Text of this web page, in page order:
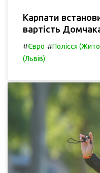
Карпати
вартість
#Євро #Полісся
(Львів)